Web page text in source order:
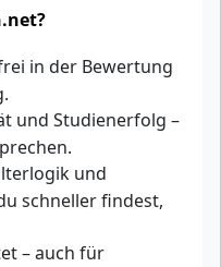
in der Bewertung
und Studienerfolg –
und
schneller findest,
– auch für